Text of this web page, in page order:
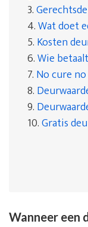
3.
4.Wat doet
5. Kosten
6.Wie
7. No cure
8.
9.
10.Gratis
Wanneer een